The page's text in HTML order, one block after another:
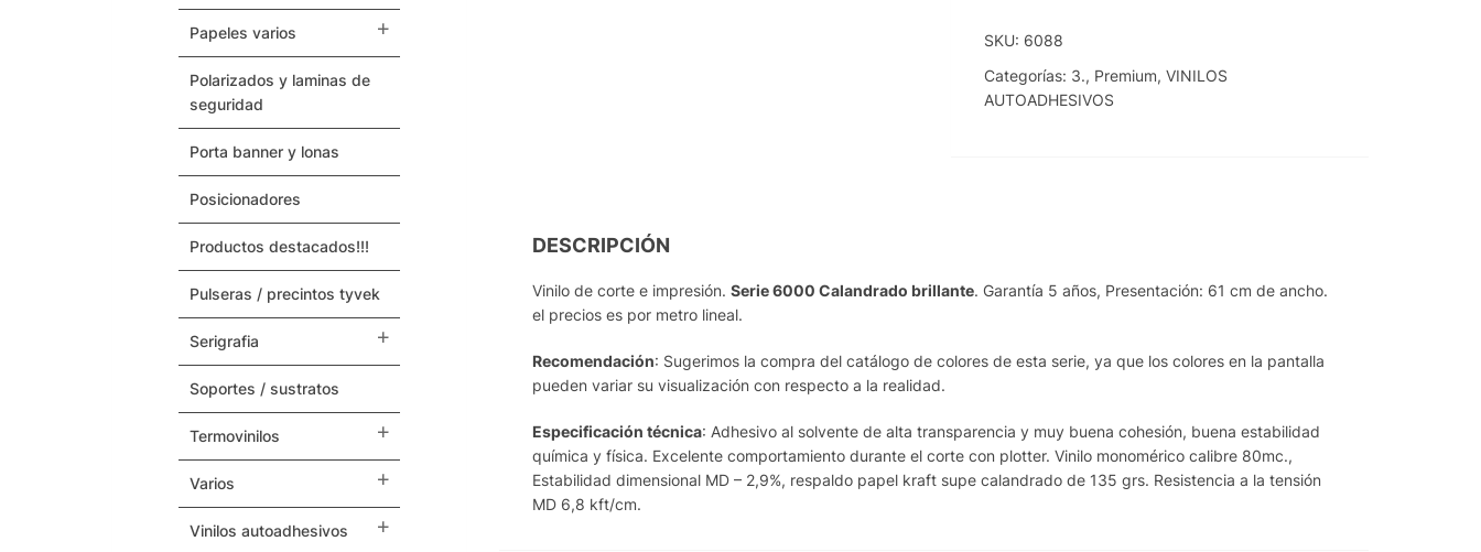
Papeles Varios
Laminas Inmantadas
Soporte / Sustratos
Serigrafia
Maquinas y Repuestos
SKU: 6088
Categorías: 3., Premium,VINILOS
AUTOADHESIVOS
DESCRIPCIÓN
Vinilo de corte e impresión. Serie 6000 Calandrado brillante. Garantía 5 años, Presentación: 61 cm de ancho.
el precios es por metro lineal.
Recomendación: Sugerimos la compra del catálogo de colores de esta serie, ya que los colores en la pantalla
pueden variar su visualización con respecto a la realidad.
Especificación técnica: Adhesivo al solvente de alta transparencia y muy buena cohesión, buena estabilidad
química y física. Excelente comportamiento durante el corte con plotter. Vinilo monomérico calibre 80mc.,
Estabilidad dimensional MD – 2,9%, respaldo papel kraft supe calandrado de 135 grs. Resistencia a la tensión
MD 6,8 kft/cm.
papeles varios
polarizados y laminas de
seguridad
porta banner y lonas
posicionadores
productos destacados!!!
pulseras / precintos tyvek
serigrafia
soportes / sustratos
termovinilos
varios
vinilos autoadhesivos